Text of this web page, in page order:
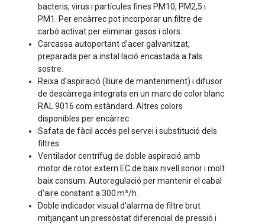
bacteris, virus i partícules fines PM10, PM2,5 i
PM1. Per encàrrec pot incorporar un filtre de
carbó activat per eliminar gasos i olors.
Carcassa autoportant d’acer galvanitzat,
preparada per a instal·lació encastada a fals
sostre.
Reixa d’aspiració (lliure de manteniment) i difusor
de descàrrega integrats en un marc de color blanc
RAL 9016 com estàndard. Altres colors
disponibles per encàrrec.
Safata de fàcil accés pel servei i substitució dels
filtres.
Ventilador centrífug de doble aspiració amb
motor de rotor extern EC de baix nivell sonor i molt
baix consum. Autoregulació per mantenir el cabal
d'aire constant a 300 m³/h.
Doble indicador visual d'alarma de filtre brut
mitjançant un pressòstat diferencial de pressió i